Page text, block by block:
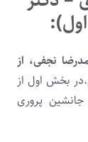
نجفی، از
بخش اول از
پروری